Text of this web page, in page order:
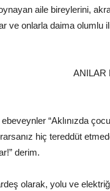
aile bireylerini,
ve onlarla daima olumlu
BİLE
“Aklınızda
hiç tereddüt
derim.
yolu ve elektriği